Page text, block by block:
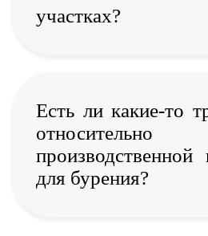
участках?
Есть ли какие-то
относительно
производственной
для бурения?